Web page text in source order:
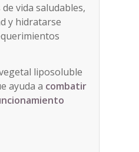
vida saludables,
y hidratarse
liposoluble
ayuda a combatir